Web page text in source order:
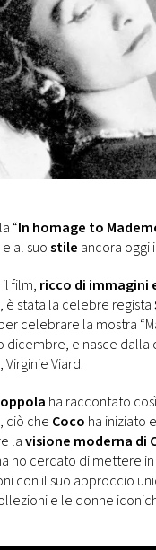
“In homage to
e al suostile ancora oggi
film, ricco di immagini
, è stata la celebre regista
celebrare la mostra
dicembre, e nasce
, Virginie Viard.
ha raccontato
, ciò che Coco ha iniziato
lavisione moderna di
ho cercato di mettere
con il suo approccio
e le donne